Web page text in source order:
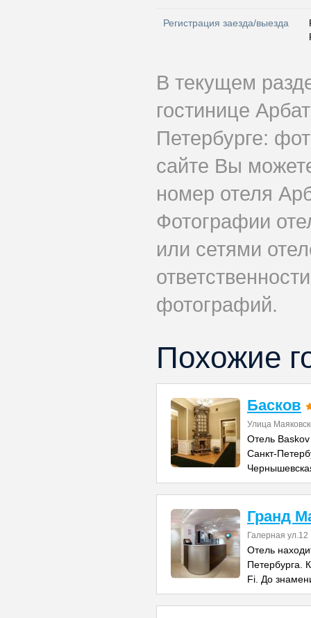
Регистрация заезда/выезда
В текущем
гостинице
Петербурге:
сайте Вы
номер отеля
Фотографии
или сетями
фотографий.
Похожие
Басков
Улица
Отель
Санкт-
Гранд
Галерная ул.12
Отель
Петербурга.
Fi. До